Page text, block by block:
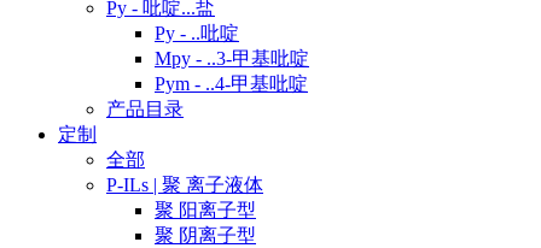
Py - 吡啶...盐
Py - ..吡啶
Mpy - ..3-甲基吡啶
Pym - ..4-甲基吡啶
产品目录
定制
全部
P-ILs | 聚 离子液体
聚 阳离子型
聚 阴离子型